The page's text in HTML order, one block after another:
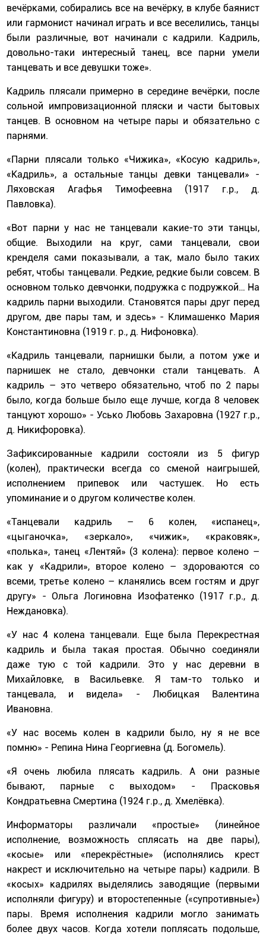
вечёрками, собирались все на вечёрку, в клубе баянист
или гармонист начинал играть и все веселились, танцы
были различные, вот начинали с кадрили. Кадриль,
довольно-таки интересный танец, все парни умели
танцевать и все девушки тоже».
Кадриль плясали примерно в середине вечёрки, после
сольной импровизационной пляски и части бытовых
танцев. В основном на четыре пары и обязательно с
парнями.
«Парни плясали только «Чижика», «Косую кадриль»,
«Кадриль», а остальные танцы девки танцевали» -
Ляховская Агафья Тимофеевна (1917 г.р., д.
Павловка).
«Вот парни у нас не танцевали какие-то эти танцы,
общие. Выходили на круг, сами танцевали, свои
кренделя сами показывали, а так, мало было таких
ребят, чтобы танцевали. Редкие, редкие были совсем. В
основном только девчонки, подружка с подружкой… На
кадриль парни выходили. Становятся пары друг перед
другом, две пары там, и здесь» - Климашенко Мария
Константиновна (1919 г. р., д. Нифоновка).
«Кадриль танцевали, парнишки были, а потом уже и
парнишек не стало, девчонки стали танцевать. А
кадриль – это четверо обязательно, чтоб по 2 пары
было, когда больше было еще лучше, когда 8 человек
танцуют хорошо» - Усько Любовь Захаровна (1927 г.р.,
д. Никифоровка).
Зафиксированные кадрили состояли из 5 фигур
(колен), практически всегда со сменой наигрышей,
исполнением припевок или частушек. Но есть
упоминание и о другом количестве колен.
«Танцевали кадриль – 6 колен, «испанец»,
«цыганочка», «зеркало», «чижик», «краковяк»,
«полька», танец «Лентяй» (3 колена): первое колено –
как у «Кадрили», второе колено – здороваются со
всеми, третье колено – кланялись всем гостям и друг
другу» - Ольга Логиновна Изофатенко (1917 г.р., д.
Неждановка).
«У нас 4 колена танцевали. Еще была Перекрестная
кадриль и была такая простая. Обычно соединяли
даже тую с той кадрили. Это у нас деревни в
Михайловке, в Васильевке. Я там-то только и
танцевала, и видела» - Любицкая Валентина
Ивановна.
«У нас восемь колен в кадрили было, ну я не все
помню» - Репина Нина Георгиевна (д. Богомель).
«Я очень любила плясать кадриль. А они разные
бывают, парные с выходом» - Прасковья
Кондратьевна Смертина (1924 г.р., д. Хмелёвка).
Информаторы различали «простые» (линейное
исполнение, возможность сплясать на две пары),
«косые» или «перекрёстные» (исполнялись крест
накрест и исключительно на четыре пары) кадрили. В
«косых» кадрилях выделялись заводящие (первыми
исполняли фигуру) и второстепенные («супротивные»)
пары. Время исполнения кадрили могло занимать
более двух часов. Когда хотели поплясать подольше,